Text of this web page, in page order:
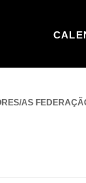
AS